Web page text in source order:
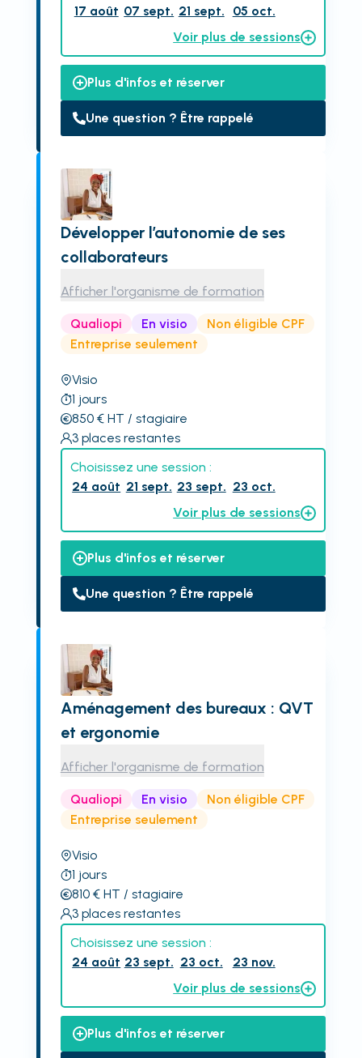
17 août 07 sept. 21 sept.
05 oct.
Voir plus de sessions
Plus d'infos et réserver
Une question ? Être rappelé
Développer l’autonomie de ses
collaborateurs
Afficher l'organisme de formation
Qualiopi En visio
Non éligible CPF
Entreprise seulement
Visio
1 jours
850€ HT / stagiaire
3 places restantes
Choisissez une session :
24 août 21 sept. 23 sept. 23 oct.
Voir plus de sessions
Plus d'infos et réserver
Une question ? Être rappelé
Aménagement des bureaux : QVT
et ergonomie
Afficher l'organisme de formation
Qualiopi En visio
Non éligible CPF
Entreprise seulement
Visio
1 jours
810€ HT / stagiaire
3 places restantes
Choisissez une session :
24 août 23 sept. 23 oct.
23 nov.
Voir plus de sessions
Plus d'infos et réserver